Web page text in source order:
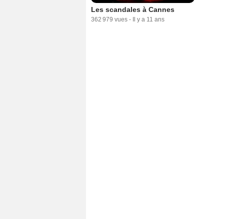
Les scandales à Cannes
362 979 vues - Il y a 11 ans